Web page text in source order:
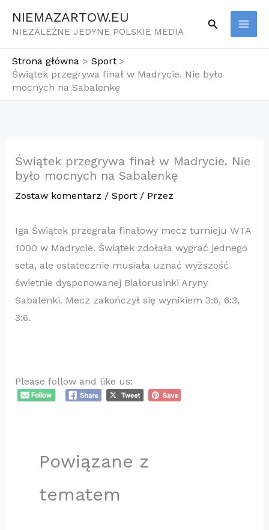
NIEMAZARTOW.EU
NIEZALEŻNE JEDYNE POLSKIE MEDIA
Szukaj
Strona główna
Sport
Świątek przegrywa finał w Madrycie. Nie było
mocnych na Sabalenkę
Świątek przegrywa finał w Madrycie. Nie
było mocnych na Sabalenkę
Zostaw komentarz / Sport/ Przez
Iga Świątek przegrała finałowy mecz turnieju WTA
1000 w Madrycie. Świątek zdołała wygrać jednego
seta, ale ostatecznie musiała uznać wyższość
świetnie dysponowanej Białorusinki Aryny
Sabalenki. Mecz zakończył się wynikiem 3:6, 6:3,
3:6.
Please follow and like us:
Powiązane z
tematem